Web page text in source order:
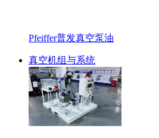
Pfeiffer普发真空泵油
真空机组与系统